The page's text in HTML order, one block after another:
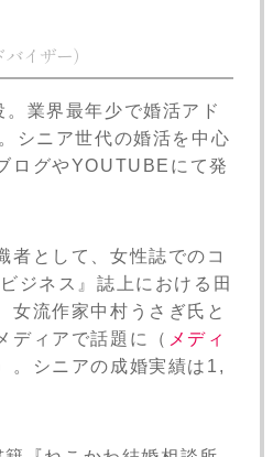
イザー）
業界最年少で婚活アド
シニア世代の婚活を中心
ログやYOUTUBEにて発
者として、女性誌でのコ
ジネス』誌上における田
女流作家中村うさぎ氏と
ディアで話題に（ メディ
。シニアの成婚実績は1,